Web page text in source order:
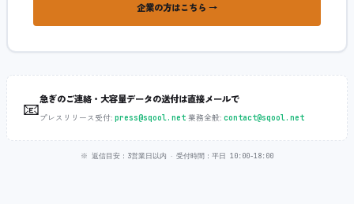
企業の方はこちら →
📧急ぎのご連絡・大容量データの送付は直接メールで
プレスリリース受付: press@sqool.net 業務全般: contact@sqool.net
※ 返信目安：3営業日以内 ‧ 受付時間：平日 10:00-18:00